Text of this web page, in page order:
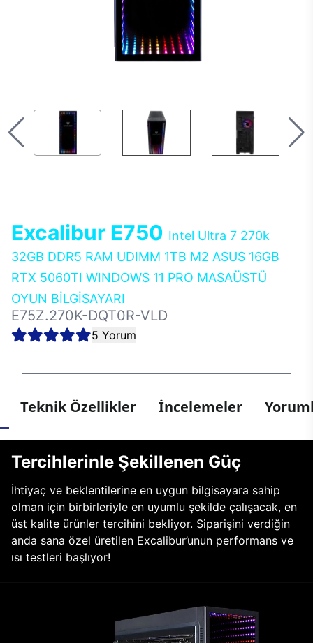
Excalibur E750 Intel Ultra 7 270k
32GB DDR5 RAM UDIMM 1TB M2 ASUS 16GB
RTX 5060TI WINDOWS 11 PRO MASAÜSTÜ
OYUN BİLGİSAYARI
E75Z.270K-DQT0R-VLD
5 Yorum
Teknik Özellikler İncelemeler
Tercihlerinle Şekillenen Güç
İhtiyaç ve beklentilerine en uygun bilgisayara sahip
olman için birbirleriyle en uyumlu şekilde çalışacak, en
üst kalite ürünler tercihini bekliyor. Siparişini verdiğin
anda sana özel üretilen Excalibur’unun performans ve
ısı testleri başlıyor!